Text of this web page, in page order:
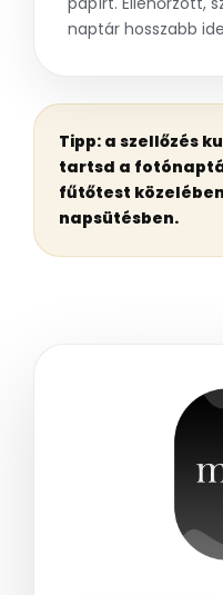
naptár hosszabb
Tipp: a szellőzés
tartsd a
fűtőtest
napsütésben.